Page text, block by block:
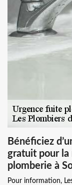
Bénéficiez
gratuit pour
plomberie à
Pour information,